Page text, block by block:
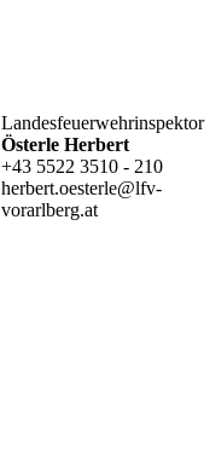
Landesfeuerwehrinspektor
Österle Herbert
+43 5522 3510 - 210
herbert.oesterle@lfv-
vorarlberg.at